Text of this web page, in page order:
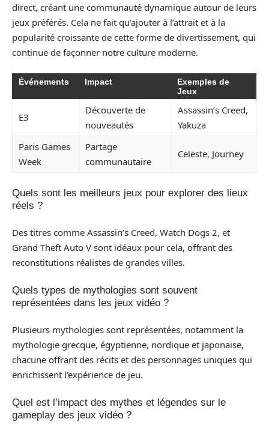
direct, créant une communauté dynamique autour de leurs
jeux préférés. Cela ne fait qu’ajouter à l’attrait et à la
popularité croissante de cette forme de divertissement, qui
continue de façonner notre culture moderne.
Événements Impact
Exemples de
Jeux
E3
Découverte de
nouveautés
Assassin’s Creed,
Yakuza
Paris Games
Week
Partage
communautaire
Celeste, Journey
Quels sont les meilleurs jeux pour explorer des lieux
réels ?
Des titres comme Assassin’s Creed, Watch Dogs 2, et
Grand Theft Auto V sont idéaux pour cela, offrant des
reconstitutions réalistes de grandes villes.
Quels types de mythologies sont souvent
représentées dans les jeux vidéo ?
Plusieurs mythologies sont représentées, notamment la
mythologie grecque, égyptienne, nordique et japonaise,
chacune offrant des récits et des personnages uniques qui
enrichissent l’expérience de jeu.
Quel est l’impact des mythes et légendes sur le
gameplay des jeux vidéo ?